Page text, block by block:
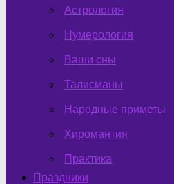
Астрология
Нумерология
Ваши сны
Талисманы
Народные приметы
Хиромантия
Практика
Праздники